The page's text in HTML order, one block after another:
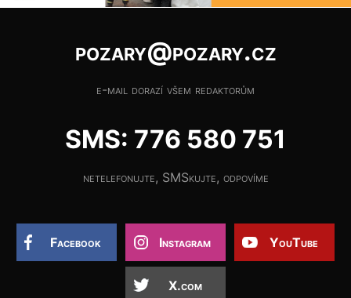
pozary@pozary.cz
e-mail dorazí všem redaktorům
SMS: 776 580 751
netelefonujte, SMSkujte, odpovíme
Facebook Instagram YouTube
X.com